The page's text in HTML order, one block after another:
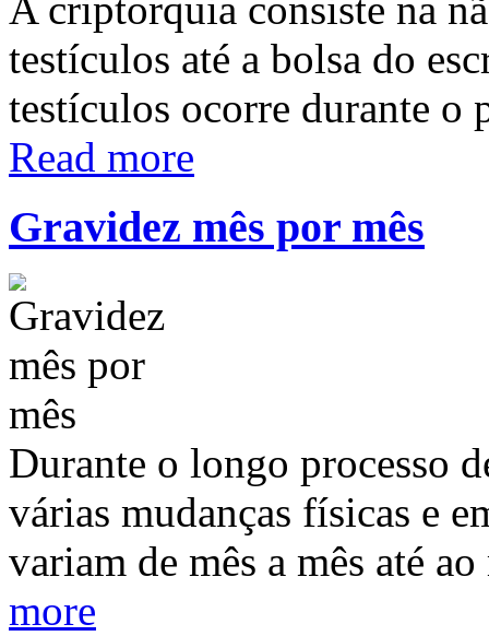
testículos até a bolsa do
testículos ocorre durante o
Read more
Gravidez mês por mês
Durante o longo processo
várias mudanças físicas e
variam de mês a mês até
more